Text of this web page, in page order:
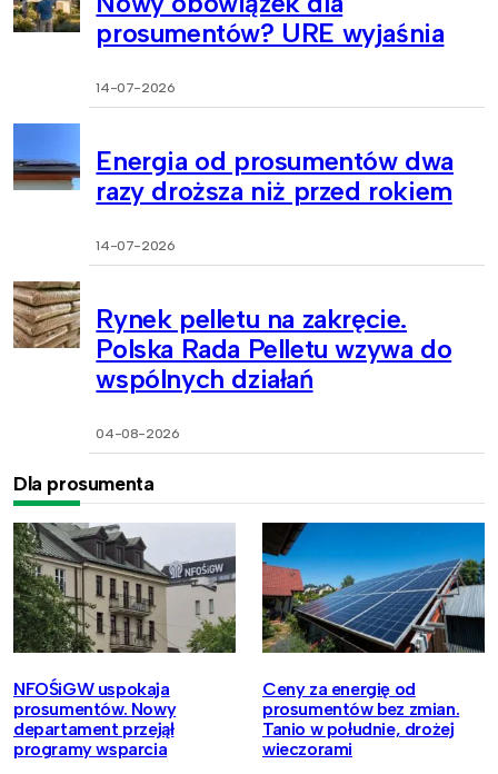
prosumentów? URE wyjaśnia
14-07-2026
Energia od prosumentów dwa
razy droższa niż przed rokiem
14-07-2026
Rynek pelletu na zakręcie.
Polska Rada Pelletu wzywa do
wspólnych działań
04-08-2026
Dla prosumenta
NFOŚiGW uspokaja
prosumentów. Nowy
departament przejął
programy wsparcia
Ceny za energię od
prosumentów bez zmian.
Tanio w południe, drożej
wieczorami